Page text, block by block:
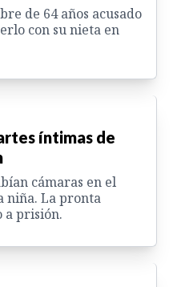
de 64 años acusado
con su nieta en
íntimas de
cámaras en el
niña. La pronta
a prisión.